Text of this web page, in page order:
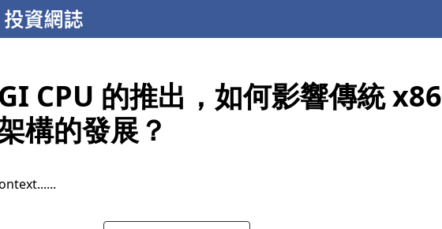
CPU 的推出，如何影響傳統 x86
構的發展？